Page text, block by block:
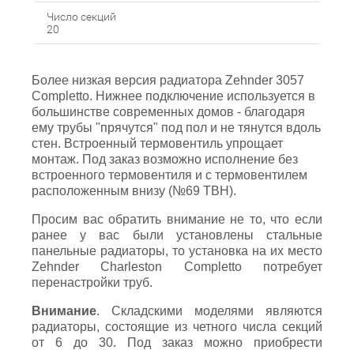
Число секций
20
Более низкая версия радиатора Zehnder 3057
Completto. Нижнее подключение используется в
большинстве современных домов - благодаря
ему трубы "прячутся" под пол и не тянутся вдоль
стен. Встроенный термовентиль упрощает
монтаж. Под заказ возможно исполнение без
встроенного термовентиля и с термовентилем
расположенным внизу (№69 ТВН).
Просим вас обратить внимание не то, что если
ранее у вас были установлены стальные
панельные радиаторы, то установка на их место
Zehnder Charleston Completto потребует
перенастройки труб.
Внимание. Складскими моделями являются
радиаторы, состоящие из четного числа секций
от 6 до 30. Под заказ можно приобрести